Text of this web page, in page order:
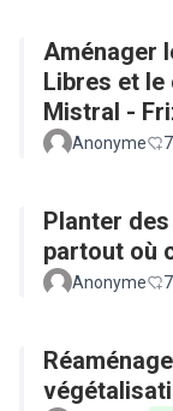
Aménager
Libres et
Mistral -
Anonyme 7
Planter
partout où
Anonyme 7